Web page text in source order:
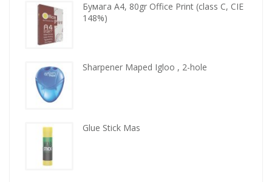
Wooden
kitchen
tools
Бумага A4, 80gr Office Print (class C, CIE
148%)
Sharpener Maped Igloo , 2-hole
Glue Stick Mas